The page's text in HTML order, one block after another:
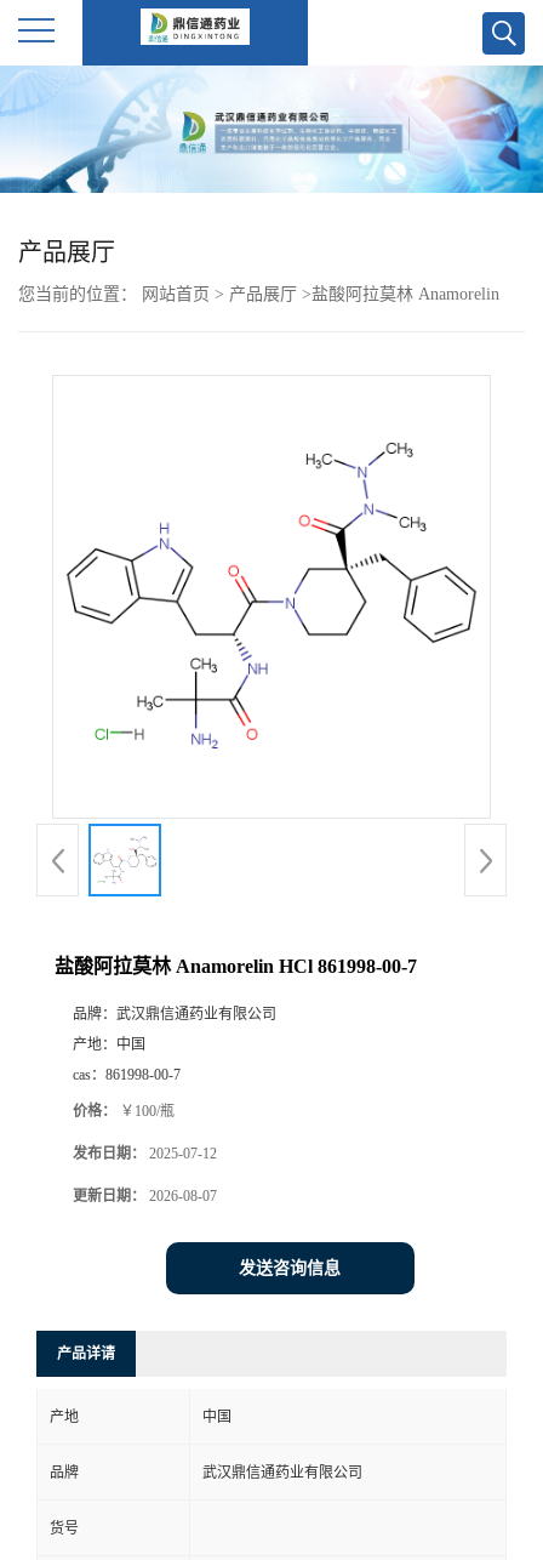
公
产
产品展厅
您当前的位置： 网站首页 > 产品展厅 >盐酸阿拉莫林 Anamorelin
盐酸阿拉莫林 Anamorelin HCl 861998-00-7
品牌： 武汉鼎信通药业有限公司
产地： 中国
cas： 861998-00-7
价格： ￥100/瓶
发布日期： 2025-07-12
更新日期： 2026-08-07
发送咨询信息
产品详请
产地 中国
品牌 武汉鼎信通药业有限公司
货号